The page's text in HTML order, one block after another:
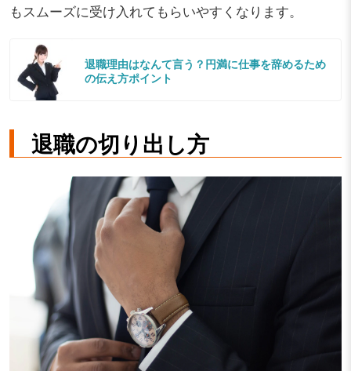
もスムーズに受け入れてもらいやすくなります。
退職理由はなんて言う？円満に仕事を辞めるため
の伝え方ポイント
退職の切り出し方